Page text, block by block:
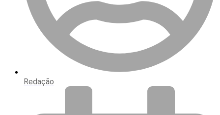
Redação